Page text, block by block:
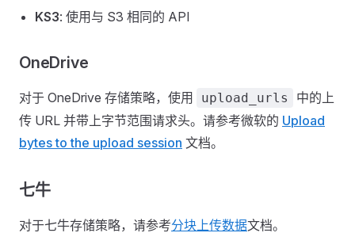
KS3: 使用与 S3 相同的 API
OneDrive
对于 OneDrive 存储策略，使用 upload_urls
中的上
传 URL 并带上字节范围请求头。请参考微软的 Upload
bytes to the upload session 文档。
七牛
对于七牛存储策略，请参考分块上传数据文档。